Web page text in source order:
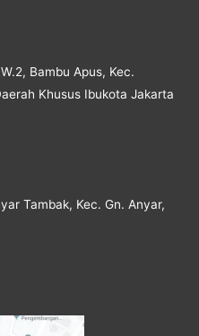
Bambu Apus, Kec.
Khusus Ibukota Jakarta
Tambak, Kec. Gn. Anyar,